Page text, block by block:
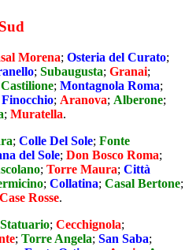
Morena; Osteria del Curato;
; Subaugusta; Granai;
; Montagnola Roma;
Finocchio; Aranova; Alberone;
; Muratella.
; Colle Del Sole; Fonte
del Sole; Don Bosco Roma;
; Torre Maura; Città
; Collatina; Casal Bertone;
Case Rosse.
Statuario; Cecchignola;
; Torre Angela; San Saba;